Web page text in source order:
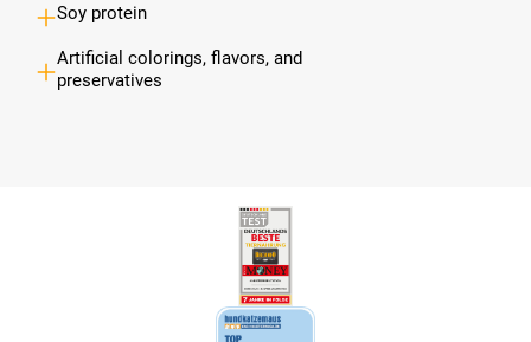
Soy protein
Artificial colorings, flavors, and
preservatives